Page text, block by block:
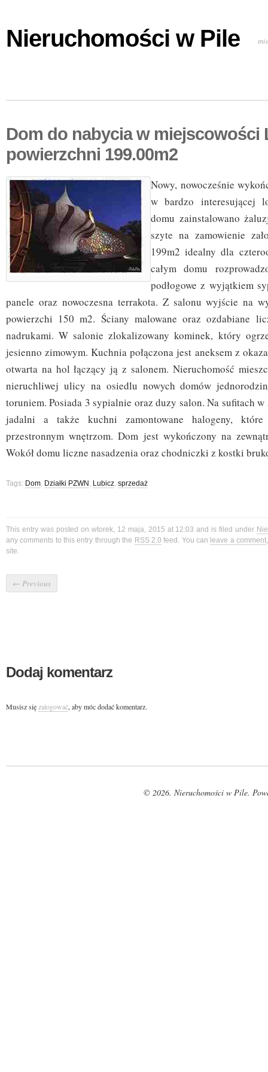
Nieruchomości w Pile
Dom do nabycia w miejscowości
powierzchni 199.00m2
Nowy, nowocześnie
w bardzo interesującej
domu zainstalowano
szyte na zamowienie
199m2 idealny dla
całym domu
podłogowe z wyjątkiem
panele oraz nowoczesna terrakota. Z salonu wyjście na
powierzchi 150 m2. Ściany malowane oraz ozdabiane
nadrukami. W salonie zlokalizowany kominek, który
jesienno zimowym. Kuchnia połączona jest aneksem z
otwarta na hol łączący ją z salonem. Nieruchomość
nieruchliwej ulicy na osiedlu nowych domów
toruniem. Posiada 3 sypialnie oraz duzy salon. Na sufitach
jadalni a także kuchni zamontowane halogeny,
przestronnym wnętrzom. Dom jest wykończony na
Wokół domu liczne nasadzenia oraz chodniczki z kostki
Tags: Dom, Działki PZWN , Lubicz, sprzedaż
This entry was posted on wtorek, 12 maja, 2015 at 12:03 and is filed under
any comments to this entry through the RSS 2.0 feed. You can leave a comment
site.
← Previous
Dodaj komentarz
Musisz sięzalogować, aby móc dodać komentarz.
© 2026. Nieruchomości w Pile.